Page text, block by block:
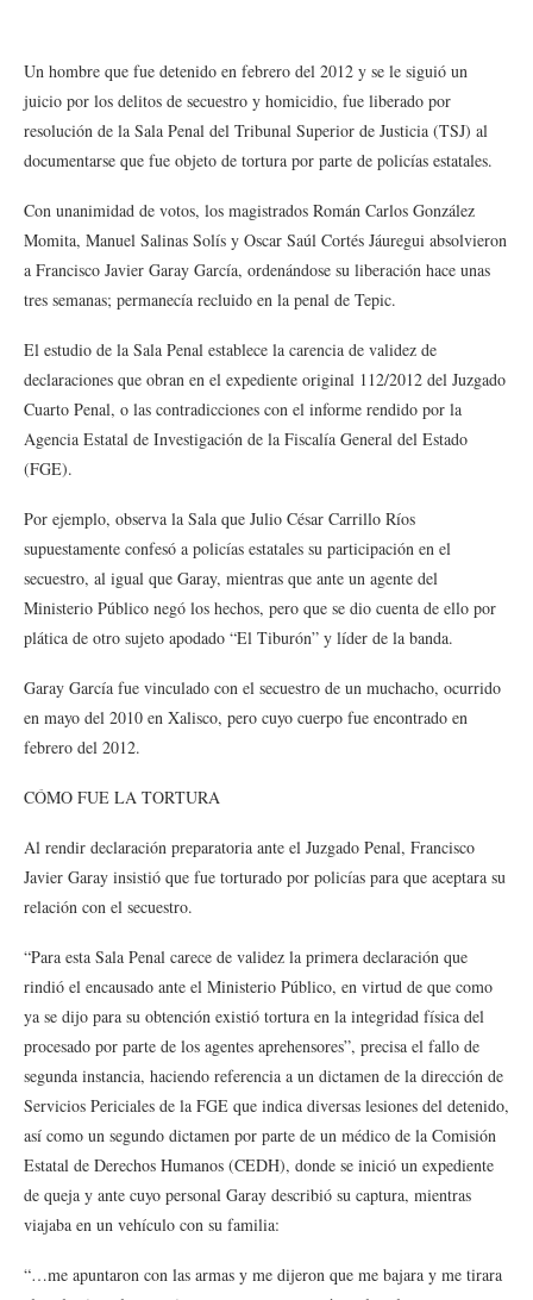
Un hombre que fue detenido en febrero del 2012 y se le siguió un
juicio por los delitos de secuestro y homicidio, fue liberado por
resolución de la Sala Penal del Tribunal Superior de Justicia (TSJ) al
documentarse que fue objeto de tortura por parte de policías estatales.
Con unanimidad de votos, los magistrados Román Carlos González
Momita, Manuel Salinas Solís y Oscar Saúl Cortés Jáuregui absolvieron
a Francisco Javier Garay García, ordenándose su liberación hace unas
tres semanas; permanecía recluido en la penal de Tepic.
El estudio de la Sala Penal establece la carencia de validez de
declaraciones que obran en el expediente original 112/2012 del Juzgado
Cuarto Penal, o las contradicciones con el informe rendido por la
Agencia Estatal de Investigación de la Fiscalía General del Estado
(FGE).
Por ejemplo, observa la Sala que Julio César Carrillo Ríos
supuestamente confesó a policías estatales su participación en el
secuestro, al igual que Garay, mientras que ante un agente del
Ministerio Público negó los hechos, pero que se dio cuenta de ello por
plática de otro sujeto apodado “El Tiburón” y líder de la banda.
Garay García fue vinculado con el secuestro de un muchacho, ocurrido
en mayo del 2010 en Xalisco, pero cuyo cuerpo fue encontrado en
febrero del 2012.
CÓMO FUE LA TORTURA
Al rendir declaración preparatoria ante el Juzgado Penal, Francisco
Javier Garay insistió que fue torturado por policías para que aceptara su
relación con el secuestro.
“Para esta Sala Penal carece de validez la primera declaración que
rindió el encausado ante el Ministerio Público, en virtud de que como
ya se dijo para su obtención existió tortura en la integridad física del
procesado por parte de los agentes aprehensores”, precisa el fallo de
segunda instancia, haciendo referencia a un dictamen de la dirección de
Servicios Periciales de la FGE que indica diversas lesiones del detenido,
así como un segundo dictamen por parte de un médico de la Comisión
Estatal de Derechos Humanos (CEDH), donde se inició un expediente
de queja y ante cuyo personal Garay describió su captura, mientras
viajaba en un vehículo con su familia:
“…me apuntaron con las armas y me dijeron que me bajara y me tirara